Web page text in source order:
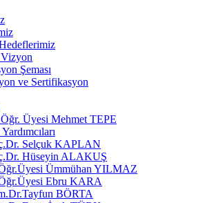
Şeması
ve Sertifikasyon
Üyesi Mehmet TEPE
Selçuk KAPLAN
Hüseyin ALAKUŞ
Ümmühan YILMAZ
Ebru KARA
BÖRTA